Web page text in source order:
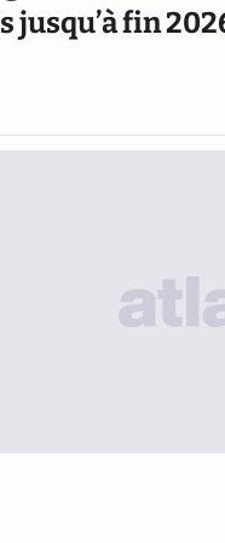
jusqu’à fin